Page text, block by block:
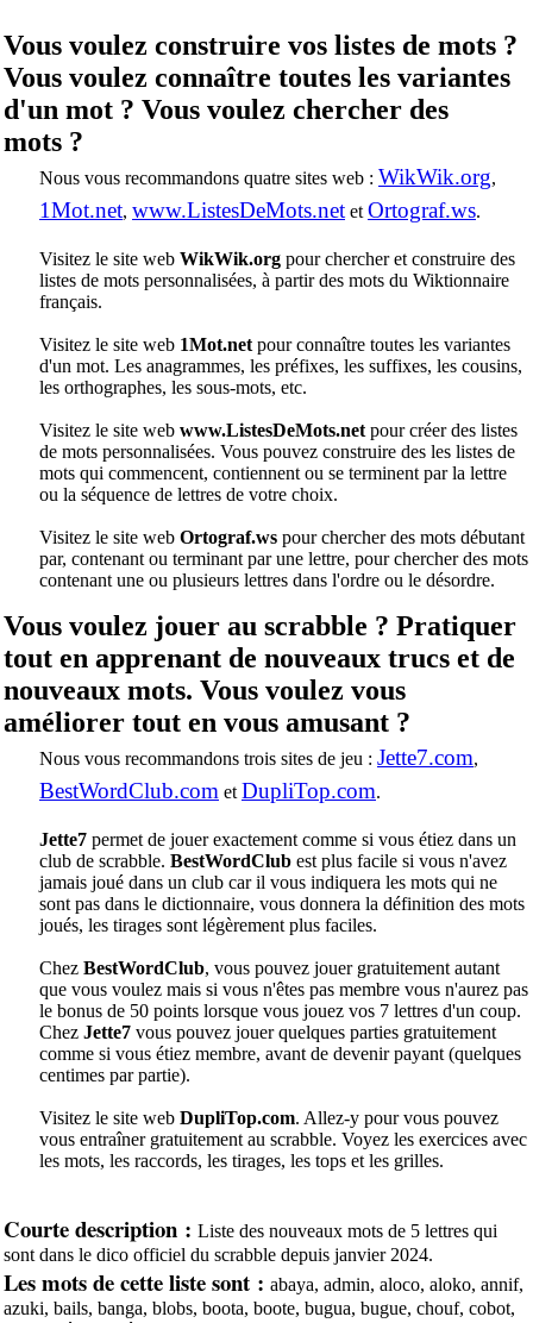
Vous voulez construire vos listes de mots ?
Vous voulez connaître toutes les variantes
d'un mot ? Vous voulez chercher des
mots ?
Nous vous recommandons quatre sites web : WikWik.org,
1Mot.net, www.ListesDeMots.net et Ortograf.ws.
Visitez le site web WikWik.org pour chercher et construire des
listes de mots personnalisées, à partir des mots du Wiktionnaire
français.
Visitez le site web 1Mot.net pour connaître toutes les variantes
d'un mot. Les anagrammes, les préfixes, les suffixes, les cousins,
les orthographes, les sous-mots, etc.
Visitez le site web www.ListesDeMots.net pour créer des listes
de mots personnalisées. Vous pouvez construire des les listes de
mots qui commencent, contiennent ou se terminent par la lettre
ou la séquence de lettres de votre choix.
Visitez le site web Ortograf.ws pour chercher des mots débutant
par, contenant ou terminant par une lettre, pour chercher des mots
contenant une ou plusieurs lettres dans l'ordre ou le désordre.
Vous voulez jouer au scrabble ? Pratiquer
tout en apprenant de nouveaux trucs et de
nouveaux mots. Vous voulez vous
améliorer tout en vous amusant ?
Nous vous recommandons trois sites de jeu : Jette7.com,
BestWordClub.com et DupliTop.com.
Jette7 permet de jouer exactement comme si vous étiez dans un
club de scrabble. BestWordClub est plus facile si vous n'avez
jamais joué dans un club car il vous indiquera les mots qui ne
sont pas dans le dictionnaire, vous donnera la définition des mots
joués, les tirages sont légèrement plus faciles.
Chez BestWordClub, vous pouvez jouer gratuitement autant
que vous voulez mais si vous n'êtes pas membre vous n'aurez pas
le bonus de 50 points lorsque vous jouez vos 7 lettres d'un coup.
Chez Jette7 vous pouvez jouer quelques parties gratuitement
comme si vous étiez membre, avant de devenir payant (quelques
centimes par partie).
Visitez le site web DupliTop.com. Allez-y pour vous pouvez
vous entraîner gratuitement au scrabble. Voyez les exercices avec
les mots, les raccords, les tirages, les tops et les grilles.
Courte description : Liste des nouveaux mots de 5 lettres qui
sont dans le dico officiel du scrabble depuis janvier 2024.
Les mots de cette liste sont : abaya, admin, aloco, aloko, annif,
azuki, bails, banga, blobs, boota, boote, bugua, bugue, chouf, cobot,